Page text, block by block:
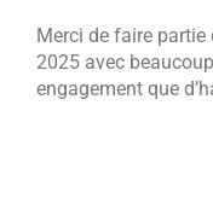
Merci de faire partie
2025 avec
engagement que